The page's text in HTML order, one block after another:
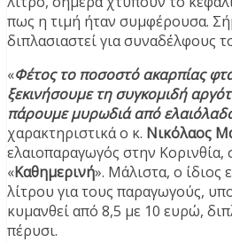
πως η τιμή ήταν συμφέρουσα.
διπλασιαστεί για συναδέλφους
«Φέτος το ποσοστό ακαρπίας
ξεκινήσουμε τη συγκομιδή
πάρουμε μυρωδιά από
χαρακτηριστικά ο κ. Νικόλαος
ελαιοπαραγωγός στην Κορινθία,
«Καθημερινή». Μάλιστα, ο ίδιος
λίτρου για τους παραγωγούς,
κυμανθεί από 8,5 με 10 ευρώ,
πέρυσι.